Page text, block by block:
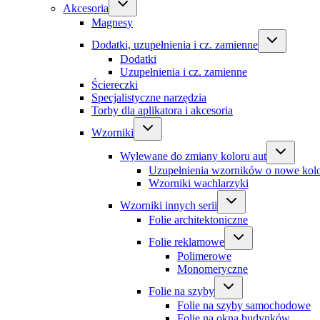
Akcesoria
Magnesy
Dodatki, uzupełnienia i cz. zamienne
Dodatki
Uzupełnienia i cz. zamienne
Ściereczki
Specjalistyczne narzędzia
Torby dla aplikatora i akcesoria
Wzorniki
Wylewane do zmiany koloru aut
Uzupełnienia wzorników o nowe
Wzorniki wachlarzyki
Wzorniki innych serii
Folie architektoniczne
Folie reklamowe
Polimerowe
Monomeryczne
Folie na szyby
Folie na szyby samochodowe